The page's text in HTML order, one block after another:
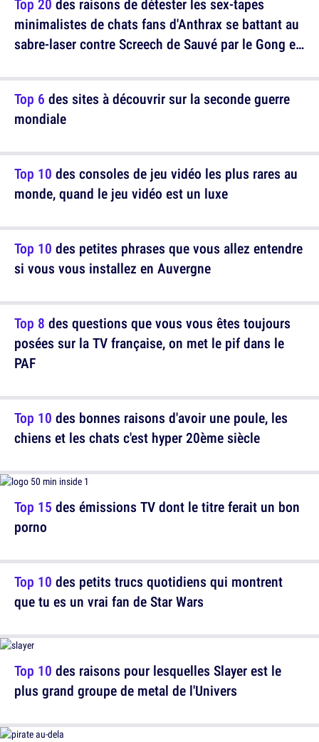
Top 6 des sites à découvrir sur la seconde guerre
mondiale
Top 10 des petites phrases que vous allez entendre
si vous vous installez en Auvergne
Top 10 des bonnes raisons d'avoir une poule, les
chiens et les chats c'est hyper 20ème siècle
Top 10 des petits trucs quotidiens qui montrent
que tu es un vrai fan de Star Wars
Top 20 des raisons de détester les sex-tapes
minimalistes de chats fans d'Anthrax se battant au
sabre-laser contre Screech de Sauvé par le Gong en
fils
Top 10 des consoles de jeu vidéo les plus rares au
monde, quand le jeu vidéo est un luxe
Top 8 des questions que vous vous êtes toujours
posées sur la TV française, on met le pif dans le
PAF
Top 15 des émissions TV dont le titre ferait un bon
porno
Top 10 des raisons pour lesquelles Slayer est le
plus grand groupe de metal de l'Univers